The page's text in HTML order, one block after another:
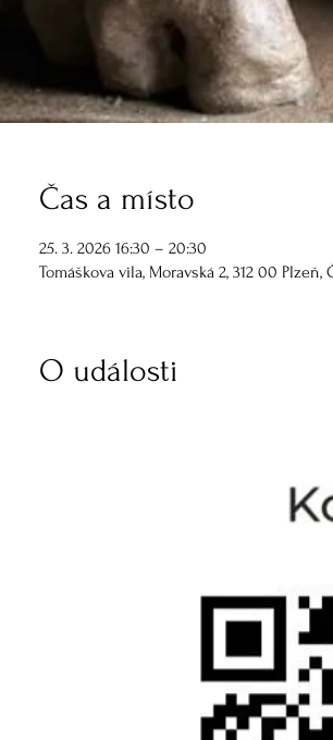
Čas a místo
25. 3. 2026 16:30 – 20:30
Tomáškova vila, Moravská 2, 312 00 Plzeň,
O události